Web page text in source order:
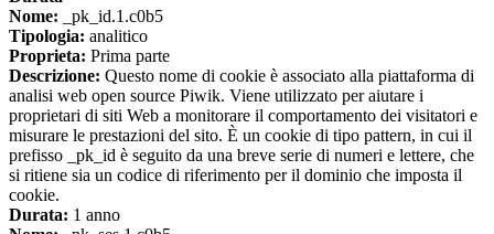
Nome: _pk_id.1.c0b5
Tipologia: analitico
Proprieta: Prima parte
Descrizione: Questo nome di cookie è associato alla piattaforma di
analisi web open source Piwik. Viene utilizzato per aiutare i
proprietari di siti Web a monitorare il comportamento dei visitatori e
misurare le prestazioni del sito. È un cookie di tipo pattern, in cui il
prefisso _pk_id è seguito da una breve serie di numeri e lettere, che
si ritiene sia un codice di riferimento per il dominio che imposta il
cookie.
Durata: 1 anno